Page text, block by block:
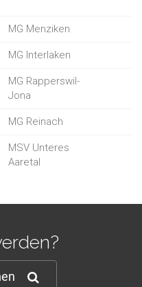
MG Menziken
MG Interlaken
MG Rapperswil-
Jona
MG Reinach
MSV Unteres
Aaretal